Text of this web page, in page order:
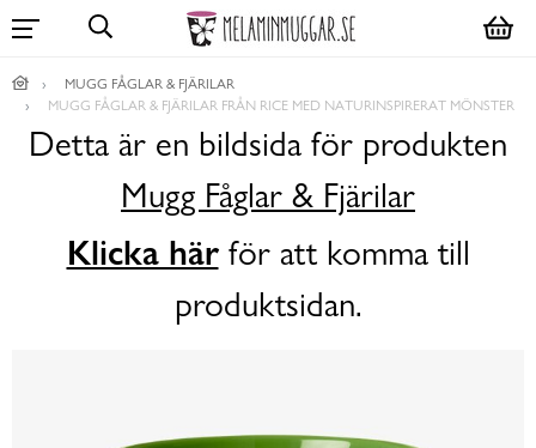
MUGG FÅGLAR & FJÄRILAR
MUGG FÅGLAR & FJÄRILAR FRÅN RICE MED NATURINSPIRERAT MÖNSTER
Detta är en bildsida för produkten
Mugg Fåglar & Fjärilar
Klicka härför att komma till
produktsidan.